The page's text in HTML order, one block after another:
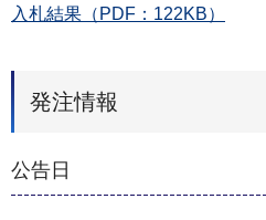
入札結果（PDF：122KB）
発注情報
公告日